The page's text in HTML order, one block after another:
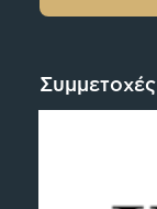
Συμμετοχές